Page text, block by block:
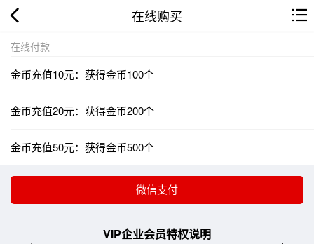
在线购买
在线付款
金币充值10元：获得金币100个
金币充值20元：获得金币200个
金币充值50元：获得金币500个
VIP企业会员特权说明